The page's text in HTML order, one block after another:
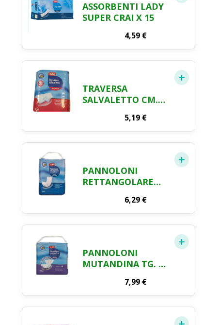
ASSORBENTI LADY
SUPER CRAI X 15
4,59 €
TRAVERSA
SALVALETTO CM.
5,19 €
PANNOLONI
RETTANGOLARE
6,29 €
PANNOLONI
MUTANDINA TG. M
7,99 €